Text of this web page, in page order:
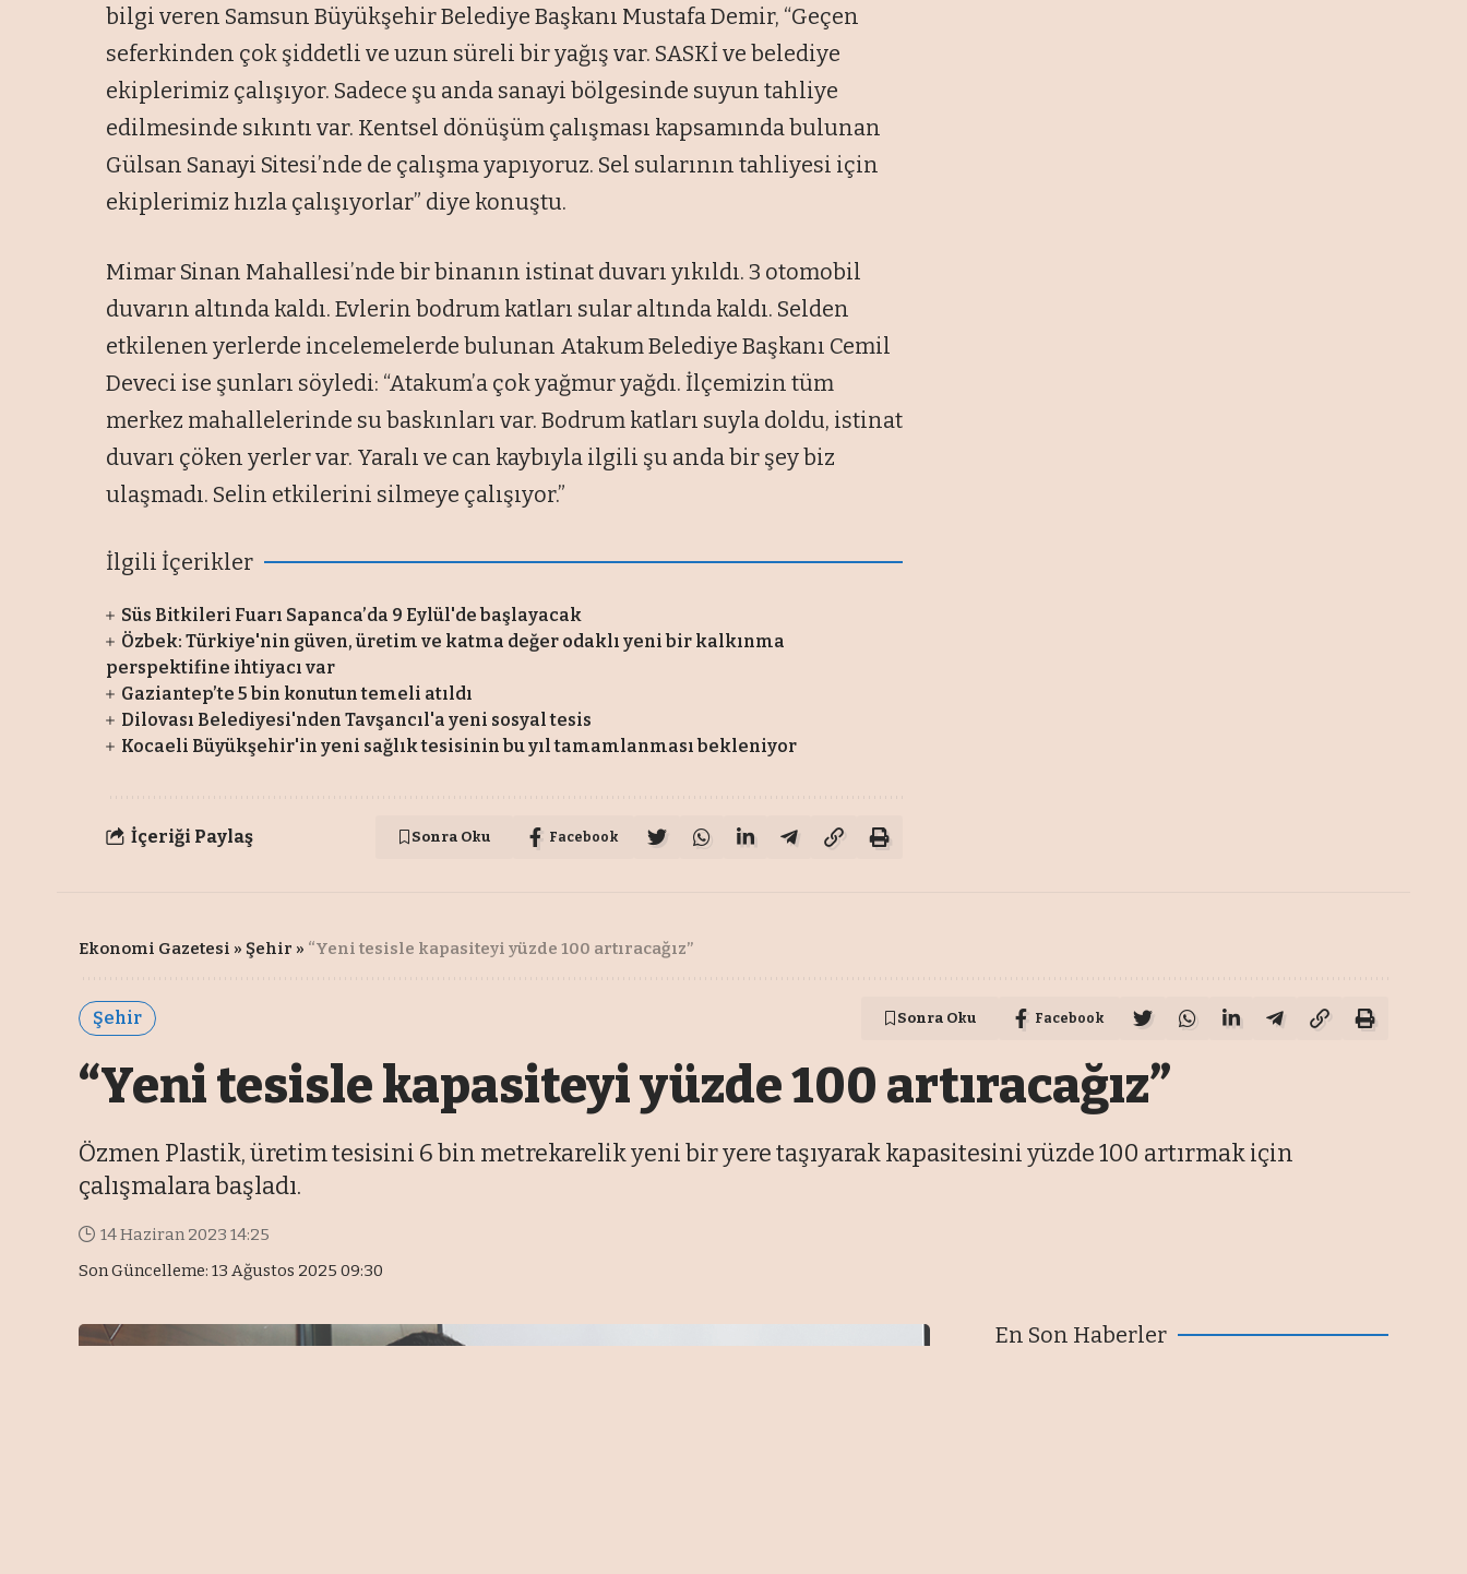
bilgi veren Samsun Büyükşehir Belediye Başkanı Mustafa Demir, “Geçen
seferkinden çok şiddetli ve uzun süreli bir yağış var. SASKİ ve belediye
ekiplerimiz çalışıyor. Sadece şu anda sanayi bölgesinde suyun tahliye
edilmesinde sıkıntı var. Kentsel dönüşüm çalışması kapsamında bulunan
Gülsan Sanayi Sitesi’nde de çalışma yapıyoruz. Sel sularının tahliyesi için
ekiplerimiz hızla çalışıyorlar” diye konuştu.
Mimar Sinan Mahallesi’nde bir binanın istinat duvarı yıkıldı. 3 otomobil
duvarın altında kaldı. Evlerin bodrum katları sular altında kaldı. Selden
etkilenen yerlerde incelemelerde bulunan Atakum Belediye Başkanı Cemil
Deveci ise şunları söyledi: “Atakum’a çok yağmur yağdı. İlçemizin tüm
merkez mahallelerinde su baskınları var. Bodrum katları suyla doldu, istinat
duvarı çöken yerler var. Yaralı ve can kaybıyla ilgili şu anda bir şey biz
ulaşmadı. Selin etkilerini silmeye çalışıyor.”
İlgili İçerikler
Süs Bitkileri Fuarı Sapanca’da 9 Eylül'de başlayacak
Özbek: Türkiye'nin güven, üretim ve katma değer odaklı yeni bir kalkınma
perspektifine ihtiyacı var
Gaziantep’te 5 bin konutun temeli atıldı
Dilovası Belediyesi'nden Tavşancıl'a yeni sosyal tesis
Kocaeli Büyükşehir'in yeni sağlık tesisinin bu yıl tamamlanması bekleniyor
İçeriği Paylaş Sonra Oku Facebook
Ekonomi Gazetesi » Şehir » “Yeni tesisle kapasiteyi yüzde 100 artıracağız”
Şehir Sonra Oku Facebook
“Yeni tesisle kapasiteyi yüzde 100 artıracağız”
Özmen Plastik, üretim tesisini 6 bin metrekarelik yeni bir yere taşıyarak kapasitesini yüzde 100 artırmak için
çalışmalara başladı.
Son Güncelleme: 13 Ağustos 2025 09:30
14 Haziran 2023 14:25
En Son Haberler